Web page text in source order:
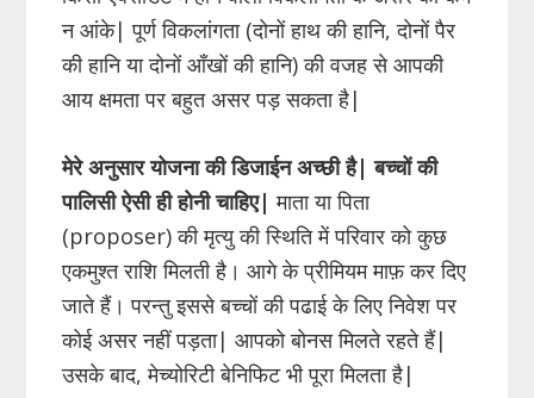
न आंके| पूर्ण विकलांगता (दोनों हाथ की हानि, दोनों पैर
की हानि या दोनों आँखों की हानि) की वजह से आपकी
आय क्षमता पर बहुत असर पड़ सकता है|
मेरे अनुसार योजना की डिजाईन अच्छी है| बच्चों की
पालिसी ऐसी ही होनी चाहिए| माता या पिता
(proposer) की मृत्यु की स्थिति में परिवार को कुछ
एकमुश्त राशि मिलती है। आगे के प्रीमियम माफ़ कर दिए
जाते हैं। परन्तु इससे बच्चों की पढाई के लिए निवेश पर
कोई असर नहीं पड़ता| आपको बोनस मिलते रहते हैं|
उसके बाद, मेच्योरिटी बेनिफिट भी पूरा मिलता है|